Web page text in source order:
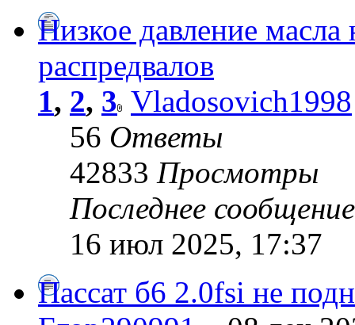
Низкое давление
распредвалов
1, 2, 3 Vladosovich1998
56 Ответы
42833 Просмотры
Последнее
16 июл 2025, 17:37
Пассат б6 2.0fsi не